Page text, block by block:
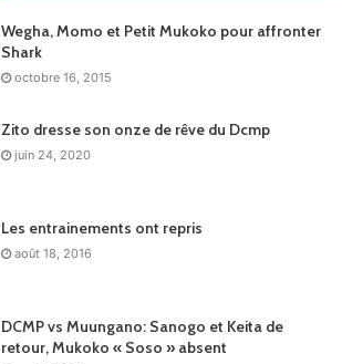
Wegha, Momo et Petit Mukoko pour affronter
Shark
octobre 16, 2015
Zito dresse son onze de rêve du Dcmp
juin 24, 2020
Les entrainements ont repris
août 18, 2016
DCMP vs Muungano: Sanogo et Keita de
retour, Mukoko « Soso » absent